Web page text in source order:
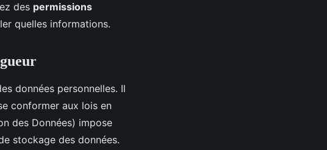
des permissions
quelles informations.
données personnelles. Il
conformer aux lois en
des Données) impose
stockage des données.